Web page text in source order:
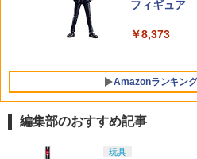
フィギュア
￥8,373
Amazonランキン
編集部のおすすめ記事
玩具